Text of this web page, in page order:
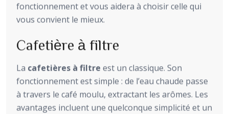
fonctionnement et vous aidera à choisir celle qui
vous convient le mieux.
Cafetière à filtre
La cafetières à filtre est un classique. Son
fonctionnement est simple : de l’eau chaude passe
à travers le café moulu, extractant les arômes. Les
avantages incluent une quelconque simplicité et un